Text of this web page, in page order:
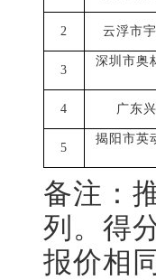
2 云浮市
3
深圳市奥
4 广东
5
揭阳市英
备注：
列。得
报价相